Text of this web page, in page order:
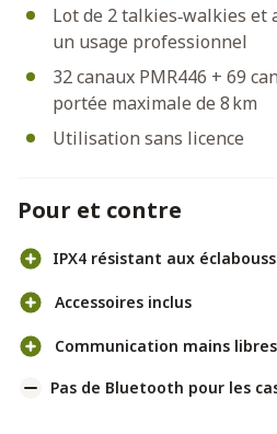
Lot de 2 talkies‑walkies et
un usage professionnel
32 canaux PMR446 + 69
portée maximale de 8 km
Utilisation sans licence
Pour et contre
IPX4 résistant aux
Accessoires inclus
Communication mains libres
Pas de Bluetooth pour les